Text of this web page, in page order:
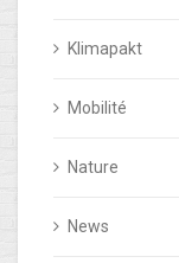
Klimapakt
Mobilité
Nature
News